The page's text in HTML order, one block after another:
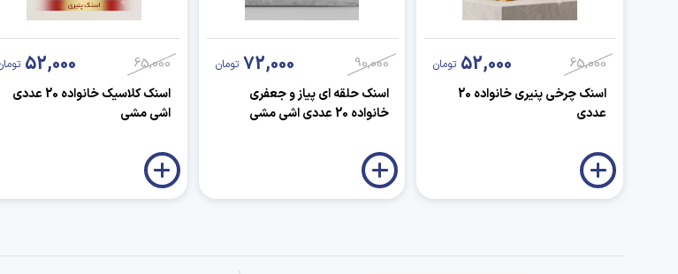
65,000
52,000 تومان
اسنک چرخی پنیری خانواده 20
عددی
90,000
72,000 تومان
اسنک حلقه ای پیاز و جعفری
خانواده 20 عددی اشی مشی
65,000
52,000
اسنک کلاسیک خانواده 20 عددی
اشی مشی